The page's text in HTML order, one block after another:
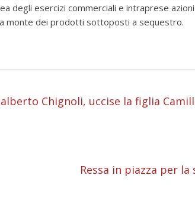
degli esercizi commerciali e intraprese
monte dei prodotti sottoposti a sequestro.
Chignoli, uccise la figlia
Ressa in piazza per